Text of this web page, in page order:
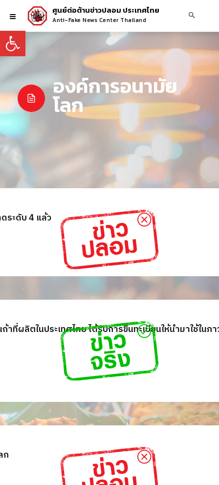
Open toolbar
ศูนย์ต่อต้านข่าวปลอม ประเทศไทย
Anti-Fake News Center Thailand
องค์การอนามัย
โลก
ระดับ 4 แล้ว
ที่ผลิตในประเทศไทย ได้รับการขึ้นทะเบียนให้นำมาใช้ในภ
ก